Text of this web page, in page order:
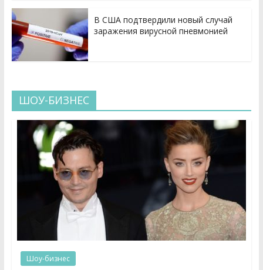
В США подтвердили новый случай
заражения вирусной пневмонией
ШОУ-БИЗНЕС
Шоу-бизнес